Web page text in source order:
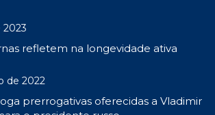
2023
refletem na longevidade ativa
de 2022
prerrogativas oferecidas a Vladimir